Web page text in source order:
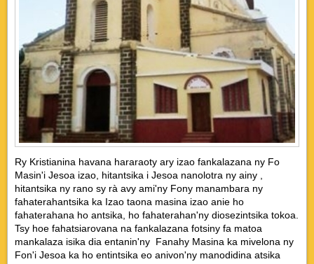
Ry Kristianina havana hararaoty ary izao fankalazana ny Fo
Masin'i Jesoa izao, hitantsika i Jesoa nanolotra ny ainy ,
hitantsika ny rano sy rà avy ami'ny Fony manambara ny
fahaterahantsika ka Izao taona masina izao anie ho
fahaterahana ho antsika, ho fahaterahan'ny diosezintsika tokoa.
Tsy hoe fahatsiarovana na fankalazana fotsiny fa matoa
mankalaza isika dia entanin'ny Fanahy Masina ka mivelona ny
Fon'i Jesoa ka ho entintsika eo anivon'ny manodidina atsika